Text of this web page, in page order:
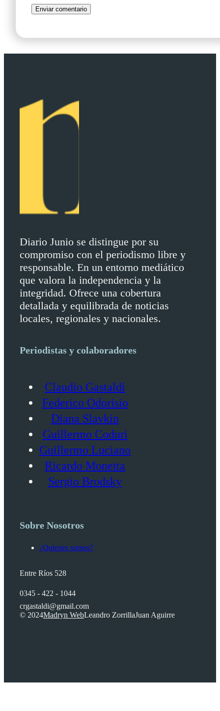
Diario Junio se distingue por su
compromiso con el periodismo libre y
responsable. En un entorno mediático
que valora la independencia y la
integridad. Ofrece una cobertura
detallada y equilibrada de noticias
locales, regionales y nacionales.
Periodistas y colaboradores
Claudio Gastaldi
Federico Odorisio
Diana Slavkin
Guillermo Coduri
Guillermo Luciano
Ricardo Monetta
Sergio Brodsky
Sobre Nosotros
¿Quienes somos?
Entre Ríos 528
0345 - 422 - 1044
crgastaldi@gmail.com
© 2024Madryn WebLeandro ZorrillaJuan Aguirre